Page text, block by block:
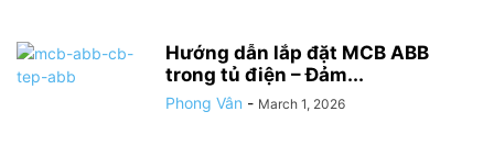
Hướng dẫn lắp đặt MCB ABB
trong tủ điện – Đảm...
Phong Vân - March 1, 2026